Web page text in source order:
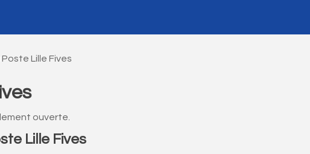
Poste Lille Fives
ouverte.
Lille Fives